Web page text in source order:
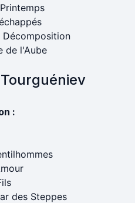
Décomposition
de l'Aube
:
des Steppes